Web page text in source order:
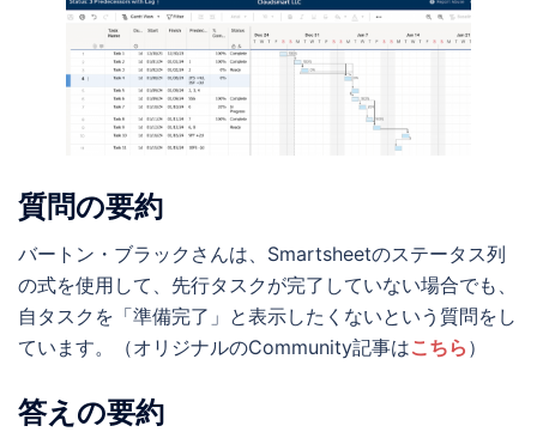
質問の要約
バートン・ブラックさんは、Smartsheetのステータス列
の式を使用して、先行タスクが完了していない場合でも、
自タスクを「準備完了」と表示したくないという質問をし
ています。（オリジナルのCommunity記事はこちら ）
答えの要約